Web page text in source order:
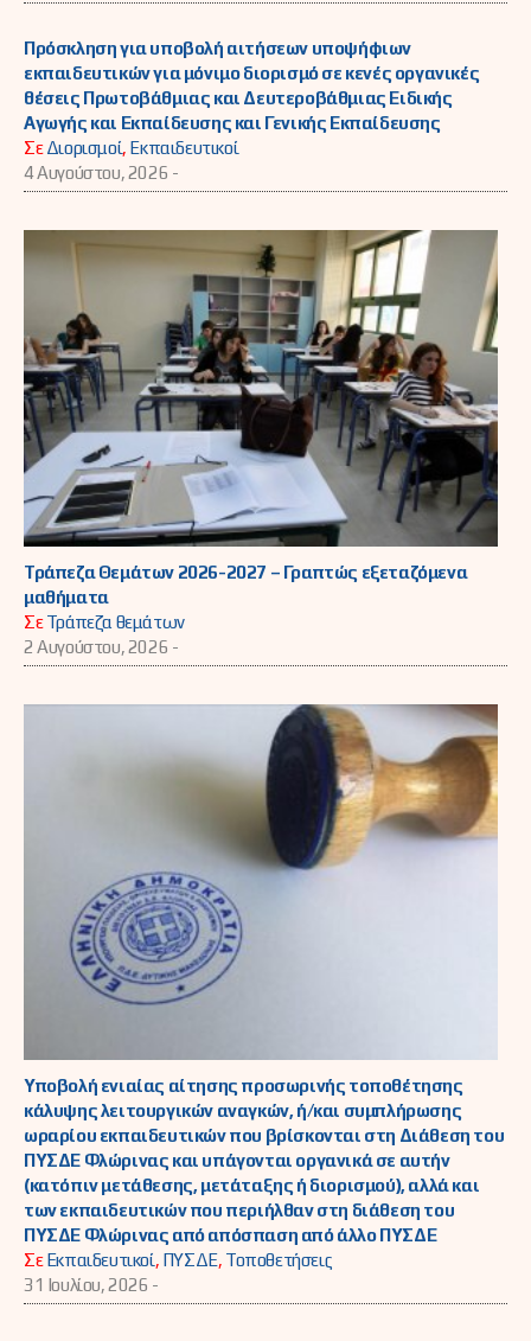
Πρόσκληση για υποβολή αιτήσεων υποψήφιων
εκπαιδευτικών για μόνιμο διορισμό σε κενές οργανικές
θέσεις Πρωτοβάθμιας και Δευτεροβάθμιας Ειδικής
Αγωγής και Εκπαίδευσης και Γενικής Εκπαίδευσης
ΣεΔιορισμοί, Εκπαιδευτικοί
4 Αυγούστου, 2026 -
Τράπεζα Θεμάτων 2026-2027 – Γραπτώς εξεταζόμενα
μαθήματα
ΣεΤράπεζα θεμάτων
2 Αυγούστου, 2026 -
Υποβολή ενιαίας αίτησης προσωρινής τοποθέτησης
κάλυψης λειτουργικών αναγκών, ή/και συμπλήρωσης
ωραρίου εκπαιδευτικών που βρίσκονται στη Διάθεση του
ΠΥΣΔΕ Φλώρινας και υπάγονται οργανικά σε αυτήν
(κατόπιν μετάθεσης, μετάταξης ή διορισμού), αλλά και
των εκπαιδευτικών που περιήλθαν στη διάθεση του
ΠΥΣΔΕ Φλώρινας από απόσπαση από άλλο ΠΥΣΔΕ
ΣεΕκπαιδευτικοί, ΠΥΣΔΕ, Τοποθετήσεις
31 Ιουλίου, 2026 -